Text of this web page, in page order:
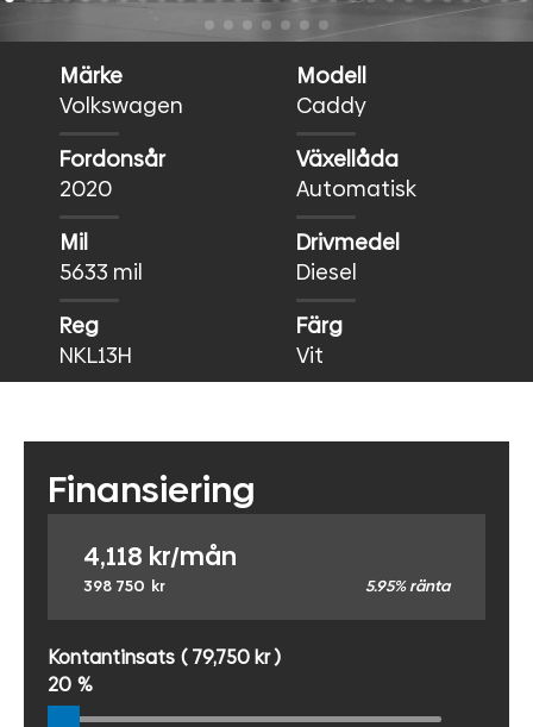
Märke
Volkswagen
Modell
Caddy
Fordonsår
2020
Växellåda
Automatisk
Mil
5633 mil
Drivmedel
Diesel
Reg
NKL13H
Färg
Vit
Finansiering
4,118 kr/mån
398 750 kr 5.95% ränta
Kontantinsats ( 79,750 kr )
20 %